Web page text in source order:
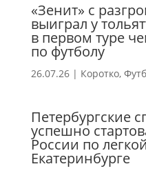
«Зенит» с
выиграл у
в первом туре
по футболу
26.07.26| Коротко,
Петербургские
успешно
России по
Екатеринбурге